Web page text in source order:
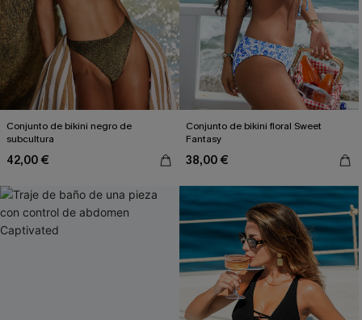
Conjunto de bikini negro de
subcultura
42,00 €
Conjunto de bikini floral Sweet
Fantasy
38,00 €